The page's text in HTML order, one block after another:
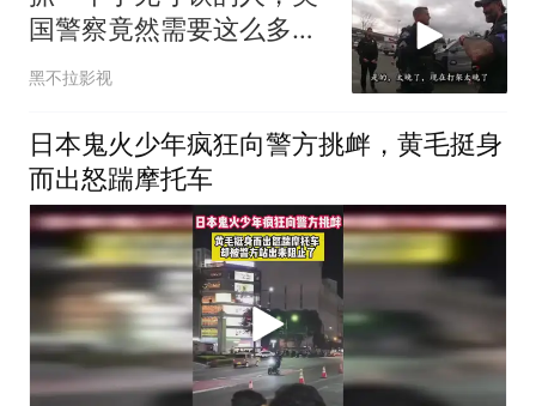
国警察竟然需要这么多支
援
黑不拉影视
日本鬼火少年疯狂向警方挑衅，黄毛挺身
而出怒踹摩托车